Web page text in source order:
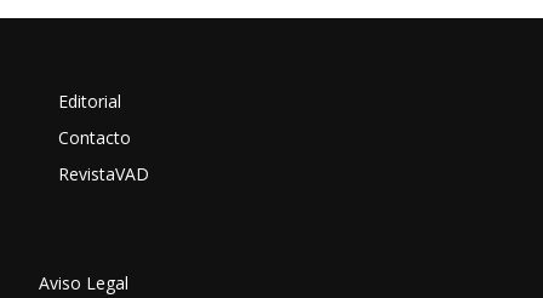
Editorial
Contacto
RevistaVAD
Aviso Legal